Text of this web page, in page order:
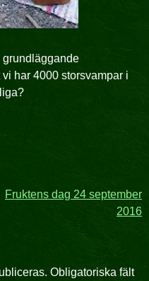
grundläggande
har 4000 storsvampar i
Fruktens dag 24 september
2016
Obligatoriska fält